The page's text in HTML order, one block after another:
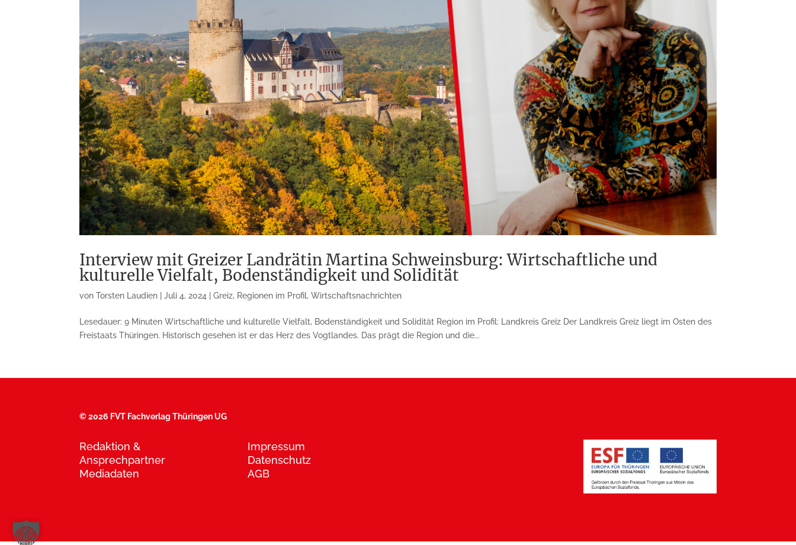
Interview mit Greizer Landrätin Martina Schweinsburg: Wirtschaftliche und
kulturelle Vielfalt, Bodenständigkeit und Solidität
vonTorsten Laudien |Juli 4, 2024 |Greiz, Regionen im Profil,Wirtschaftsnachrichten
Lesedauer: 9 Minuten Wirtschaftliche und kulturelle Vielfalt, Bodenständigkeit und Solidität Region im Profil: Landkreis Greiz Der Landkreis Greiz liegt im Osten des
Freistaats Thüringen. Historisch gesehen ist er das Herz des Vogtlandes. Das prägt die Region und die...
©2026 FVT Fachverlag Thüringen UG
Redaktion &
Ansprechpartner
Mediadaten
Impressum
Datenschutz
AGB